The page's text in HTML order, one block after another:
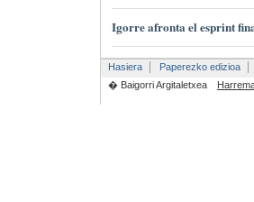
Igorre afronta el esprint
Hasiera Paperezko edizioa
� Baigorri Argitaletxea